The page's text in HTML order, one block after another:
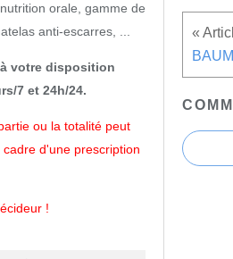
orale, gamme de
anti-escarres, ...
votre disposition
7 et 24h/24.
ou la totalité peut
cadre d'une prescription
!